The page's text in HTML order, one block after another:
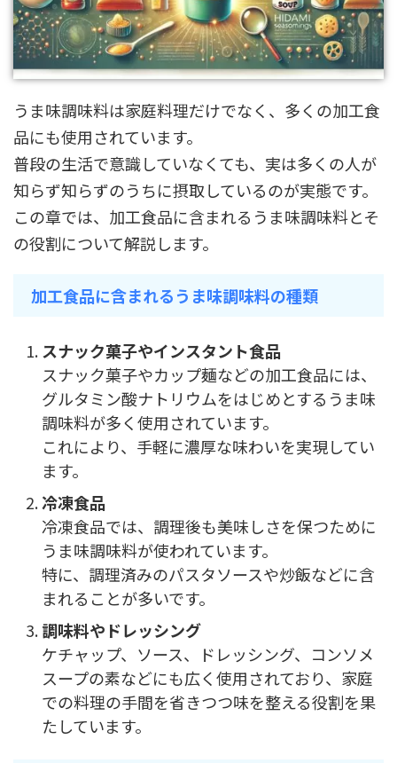
うま味調味料は家庭料理だけでなく、多くの加工食
品にも使用されています。
普段の生活で意識していなくても、実は多くの人が
知らず知らずのうちに摂取しているのが実態です。
この章では、加工食品に含まれるうま味調味料とそ
の役割について解説します。
加工食品に含まれるうま味調味料の種類
スナック菓子やインスタント食品
スナック菓子やカップ麺などの加工食品には、
グルタミン酸ナトリウムをはじめとするうま味
調味料が多く使用されています。
これにより、手軽に濃厚な味わいを実現してい
ます。
冷凍食品
冷凍食品では、調理後も美味しさを保つために
うま味調味料が使われています。
特に、調理済みのパスタソースや炒飯などに含
まれることが多いです。
調味料やドレッシング
ケチャップ、ソース、ドレッシング、コンソメ
スープの素などにも広く使用されており、家庭
での料理の手間を省きつつ味を整える役割を果
たしています。